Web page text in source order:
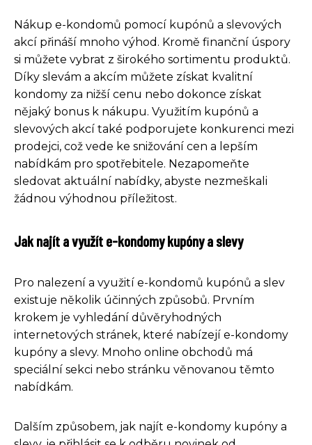
Nákup e-kondomů pomocí kupónů a slevových
akcí přináší mnoho výhod. Kromě finanční úspory
si můžete vybrat z širokého sortimentu produktů.
Díky slevám a akcím můžete získat kvalitní
kondomy za nižší cenu nebo dokonce získat
nějaký bonus k nákupu. Využitím kupónů a
slevových akcí také podporujete konkurenci mezi
prodejci, což vede ke snižování cen a lepším
nabídkám pro spotřebitele. Nezapomeňte
sledovat aktuální nabídky, abyste nezmeškali
žádnou výhodnou příležitost.
Jak najít a využít e-kondomy kupóny a slevy
Pro nalezení a využití e-kondomů kupónů a slev
existuje několik účinných způsobů. Prvním
krokem je vyhledání důvěryhodných
internetových stránek, které nabízejí e-kondomy
kupóny a slevy. Mnoho online obchodů má
speciální sekci nebo stránku věnovanou těmto
nabídkám.
Dalším způsobem, jak najít e-kondomy kupóny a